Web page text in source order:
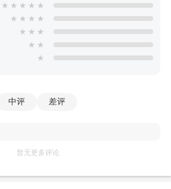
★ ★ ★ ★ ★
★ ★ ★ ★
★ ★ ★
★ ★
★
中评 差评
暂无更多评论